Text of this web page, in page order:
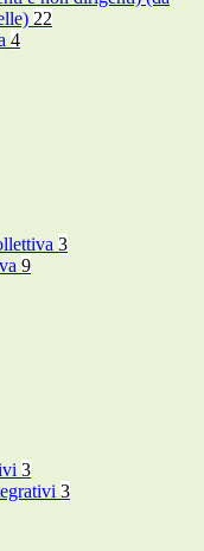
22
4
3
9
3
3